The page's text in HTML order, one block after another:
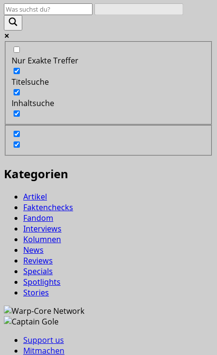
Nur Exakte Treffer
Titelsuche
Inhaltsuche
Kategorien
Artikel
Faktenchecks
Fandom
Interviews
Kolumnen
News
Reviews
Specials
Spotlights
Stories
Support us
Mitmachen